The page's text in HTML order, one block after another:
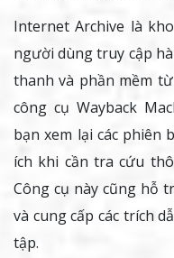
Internet Archive là
người dùng truy cập
thanh và phần mềm
công cụ Wayback
bạn xem lại các phiên
ích khi cần tra cứu
Công cụ này cũng hỗ
và cung cấp các trích
tập.